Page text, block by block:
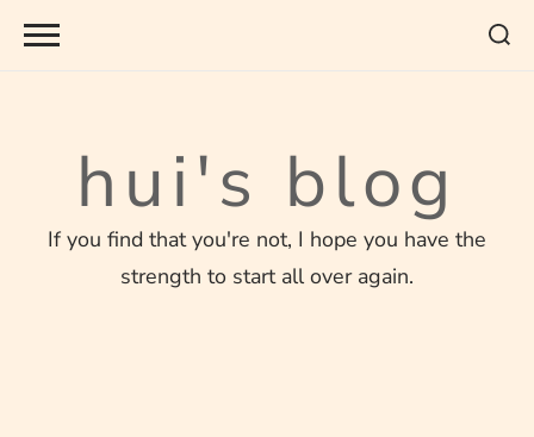
Skip
hui's blog
If you find that you're not, I hope you have the
strength to start all over again.